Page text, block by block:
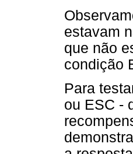
estavam
que não
condição
Para
ou ESC -